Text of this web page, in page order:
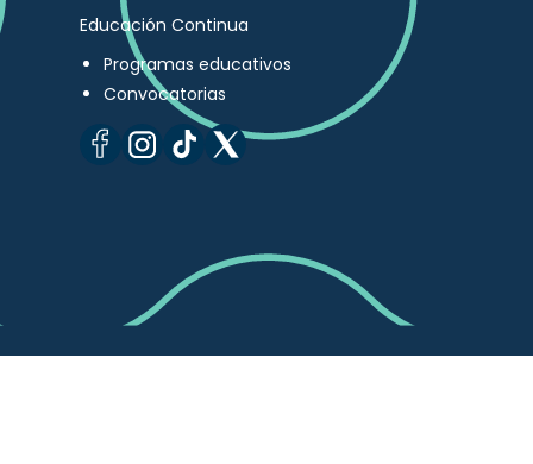
Educación Continua
Programas educativos
Convocatorias